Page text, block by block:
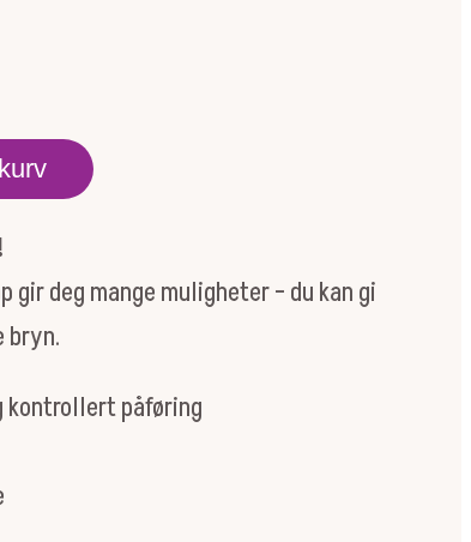
gir deg mange muligheter – du kan gi
bryn.
kontrollert påføring